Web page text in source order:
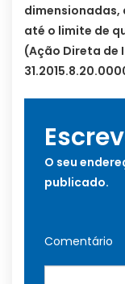
até o limite de
(Ação Direta de
O seu
publicado.
Comentário